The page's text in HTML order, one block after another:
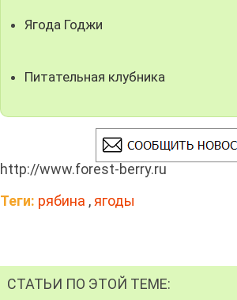
Ягода Годжи
Питательная клубника
http://www.forest-berry.ru
Теги: рябина , ягоды
СТАТЬИ ПО ЭТОЙ ТЕМЕ: